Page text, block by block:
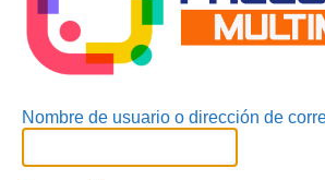
Nombre de usuario o dirección de